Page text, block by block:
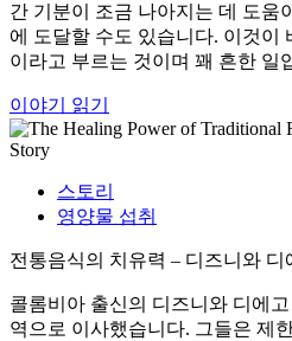
간 기분이 조금 나아지는 데 도움
에 도달할 수도 있습니다. 이것이
이라고 부르는 것이며 꽤 흔한 일
이야기 읽기
스토리
영양물 섭취
전통음식의 치유력 – 디즈니와 디
콜롬비아 출신의 디즈니와 디에
역으로 이사했습니다. 그들은 제